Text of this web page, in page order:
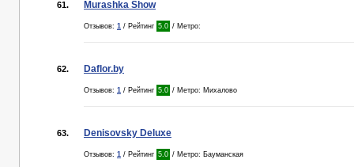
61. Murashka Show
Отзывов: 1 / Рейтинг 5.0 / Метро:
62. Daflor.by
Отзывов: 1 / Рейтинг 5.0 / Метро: Михалово
63. Denisovsky Deluxe
Отзывов: 1 / Рейтинг 5.0 / Метро: Бауманская